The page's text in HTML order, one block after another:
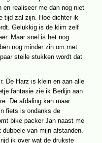
en realiseer me dan nog niet
tijd zal zijn. Hoe dichter ik
Gelukkig is de klim zelf
Maar snel is het nog
nog minder zin om met
steile stukken wordt dat
De Harz is klein en aan alle
fantasie zie ik Berlijn aan
De afdaling kan maar
fiets is ondanks de
bike packer Jan naast me
dubbele van mijn afstanden.
ik over wat de drukste